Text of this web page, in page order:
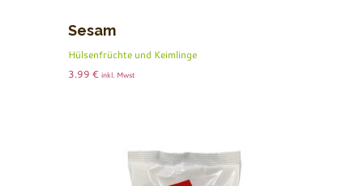
Sesam
Hülsenfrüchte und Keimlinge
3.99 € inkl. Mwst